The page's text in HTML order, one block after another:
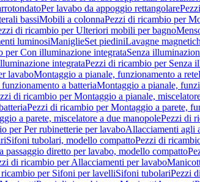
Per lavabo da appoggio rettangolare
bassiMobili a colonnaPezzi di ricambio per
di ricambio per Ulteriori mobili per bagno
luminosiManiglieSet piediniLavagne
per Con illuminazione integrataSenza
integrataPezzi di ricambio per Senza
lavaboMontaggio a pianale, funzionamento a rete
a batteriaMontaggio a pianale,
di ricambio per Montaggio a pianale,
Pezzi di ricambio per Montaggio a parete,
a parete, miscelatore a due manopolePezzi di
per Per rubinetterie per lavaboAllacciamenti agli
Sifoni tubolari, modello compattoPezzi di
passaggio diretto per lavabo, modello compatto
di ricambio per Allacciamenti per lavabo
per Sifoni per lavelliSifoni tubolariPezzi